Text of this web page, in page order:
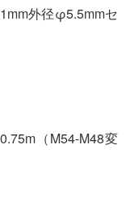
外径φ5.5mmセ
（M54-M48変